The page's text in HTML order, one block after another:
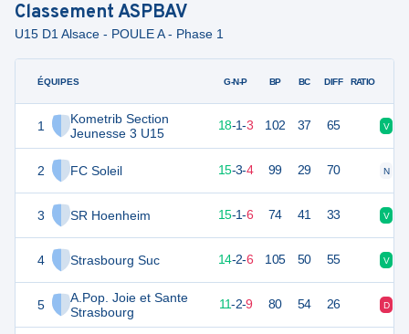
ClassementASPBAV
U15 D1 Alsace - POULE A - Phase 1
ÉQUIPES
1
Kometrib Section
Jeunesse 3 U15
2 FC Soleil
3 SR Hoenheim
4 Strasbourg Suc
5
A.Pop. Joie et Sante
Strasbourg
G-N-P BP BC DIFF RATIO
55 18-1-3 102 37 65 V
15-3-4 99 29 70 N
15-1-6 74 41 33 V
14-2-6 105 50 55 V
35 11-2-9 80 54 26 D